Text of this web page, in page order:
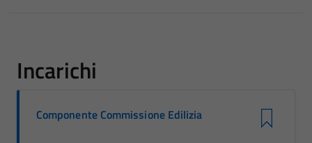
Incarichi
Componente Commissione Edilizia